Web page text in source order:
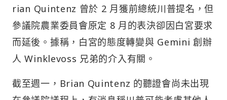
rian Quintenz 曾於 2 月獲前總統川普提名，但
參議院農業委員會原定 8 月的表決卻因白宮要求
而延後。據稱，白宮的態度轉變與 Gemini 創辦
人 Winklevoss 兄弟的介入有關。
截至週一，Brian Quintenz 的聽證會尚未出現